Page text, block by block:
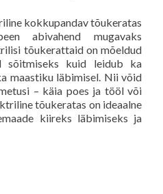
kokkupandav tõukeratas
abivahend mugavaks
tõukerattaid on mõeldud
sõitmiseks kuid leidub ka
maastiku läbimisel. Nii võid
– käia poes ja tööl või
tõukeratas on ideaalne
kiireks läbimiseks ja